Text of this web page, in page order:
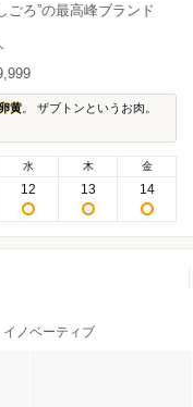
ごろ”の最高峰ブランド
黄 。 ザブトンというお肉。
水
12
木
13
金
14
ノベーティブ